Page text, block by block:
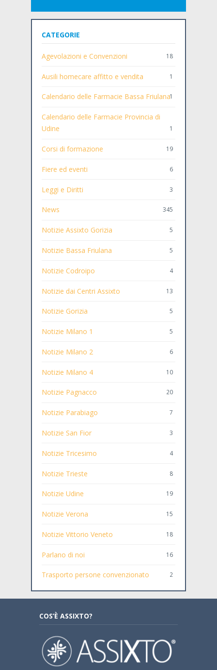
CATEGORIE
Agevolazioni e Convenzioni 18
Ausili homecare affitto e vendita 1
Calendario delle Farmacie Bassa Friulana1
Calendario delle Farmacie Provincia di
Udine
1
Corsi di formazione 19
Fiere ed eventi 6
Leggi e Diritti 3
News 345
Notizie Assixto Gorizia 5
Notizie Bassa Friulana 5
Notizie Codroipo 4
Notizie dai Centri Assixto 13
Notizie Gorizia 5
Notizie Milano 1 5
Notizie Milano 2 6
Notizie Milano 4 10
Notizie Pagnacco 20
Notizie Parabiago 7
Notizie San Fior 3
Notizie Tricesimo 4
Notizie Trieste 8
Notizie Udine 19
Notizie Verona 15
Notizie Vittorio Veneto 18
Parlano di noi 16
Trasporto persone convenzionato 2
COS’È ASSIXTO?